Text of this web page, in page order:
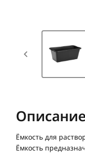
Описание
Ёмкость для
Ёмкость